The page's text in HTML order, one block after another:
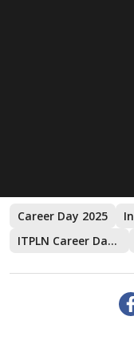
Career Day 2025
ITPLN Career Day 2025